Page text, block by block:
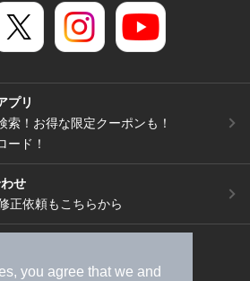
you agree that we and
プリ
索！お得な限定クーポンも！
ード！
せ
正依頼もこちらから
料請求）
広告出稿のご案内